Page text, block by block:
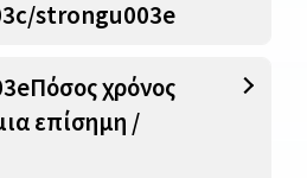
strongu003e
χρόνος
επίσημη /